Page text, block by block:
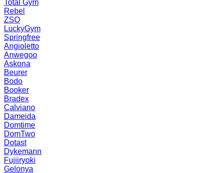
Total Gym
Rebel
ZSO
LuckyGym
Springfree
Angioletto
Anwegoo
Askona
Beurer
Bodo
Booker
Bradex
Calviano
Dameida
Domtime
DomTwo
Dotast
Dykemann
Fujiiryoki
Gelonya